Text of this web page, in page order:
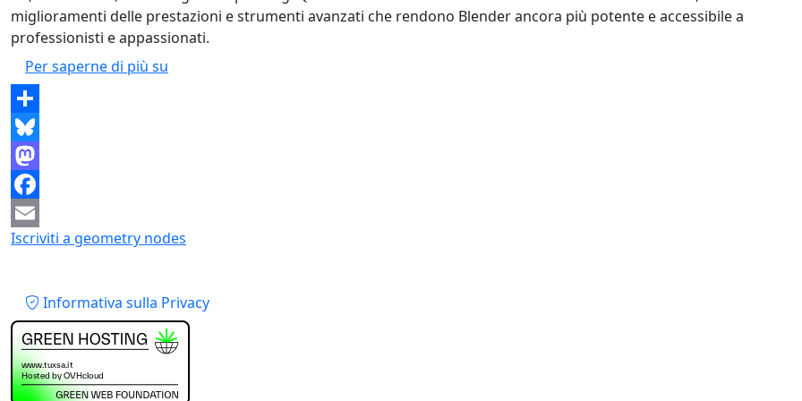
miglioramenti delle prestazioni e strumenti avanzati che rendono Blender ancora più potente e accessibile a
professionisti e appassionati.
Per saperne di più su
Share
Bluesky
Mastodon
Facebook
Email
Iscriviti a geometry nodes
Piè di pagina
Informativa sulla Privacy